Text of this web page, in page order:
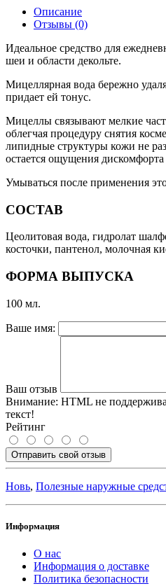
Описание
Отзывы (0)
Идеальное средство для
шеи и области декольте.
Мицеллярная вода бережно
придает ей тонус.
Мицеллы связывают мелкие
облегчая процедуру снятия
липидные структуры кожи не
остается ощущения дискомфорта
Умываться после применения
СОСТАВ
Цеолитовая вода, гидролат
косточки, пантенол, молочная
ФОРМА ВЫПУСКА
100 мл.
Ваше имя:
Ваш отзыв
Внимание: HTML не
текст!
Рейтинг
Отправить свой отзыв
Новь, Полезные наружные
Информация
О нас
Информация о доставке
Политика безопасности